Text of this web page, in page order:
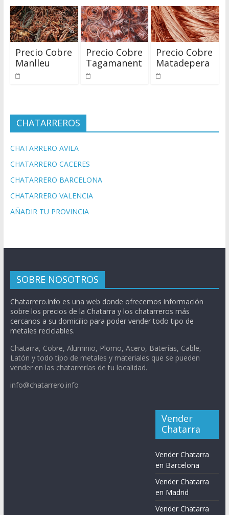
Precio Cobre
Manlleu
Precio Cobre
Tagamanent
Precio Cobre
Matadepera
CHATARREROS
CHATARRERO AVILA
CHATARRERO CACERES
CHATARRERO BARCELONA
CHATARRERO VALENCIA
AÑADIR TU PROVINCIA
SOBRE NOSOTROS
Chatarrero.info es una web donde ofrecemos información
sobre los precios de la Chatarra y los chatarreros más
cercanos a su domicilio para poder vender todo tipo de
metales reciclables.
Chatarra, Cobre, Aluminio, Plomo, Acero, Baterías, Cable,
Latón y todo tipo de metales y materiales que se pueden
vender en las chatarrerías de tu localidad.
info@chatarrero.info
Vender
Chatarra
Vender Chatarra
en Barcelona
Vender Chatarra
en Madrid
Vender Chatarra